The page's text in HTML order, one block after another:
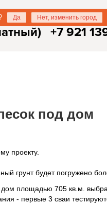
Да Нет, изменить город
О
+7 921
под дом
проекту.
грунт будет погружено
площадью 705 кв.м.
- первые 3 сваи